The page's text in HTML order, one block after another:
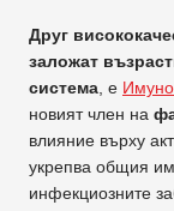
Друг
заложат
система , е
новият член на
влияние върху
укрепва общия
инфекциозните